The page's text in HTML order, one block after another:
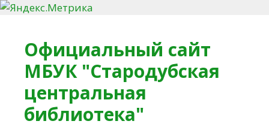
Официальный сайт
МБУК "Стародубская
центральная
библиотека"